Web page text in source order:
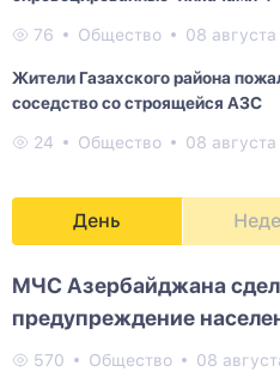
76 Общество 08
Жители Газахского района
соседство со строящейся АЗС
24 Общество 08
День
МЧС Азербайджана
предупреждение
570 Общество 08